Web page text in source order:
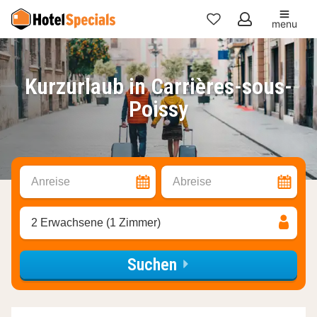
Meine
Favoriten
menu
Kurzurlaub in Carrières-sous-
Poissy
Anreise Abreise
2 Erwachsene (1 Zimmer)
Suchen